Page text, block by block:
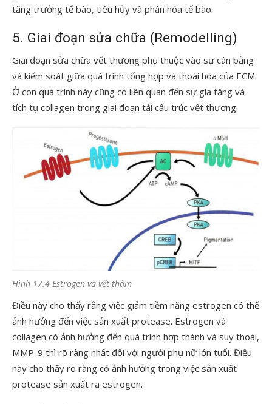
tăng trưởng tế bào, tiêu hủy và phân hóa tế bào.
5. Giai đoạn sửa chữa (Remodelling)
Giai đoạn sửa chữa vết thương phụ thuộc vào sự cân bằng
và kiểm soát giữa quá trình tổng hợp và thoái hóa của ECM.
Ở con quá trình này cũng có liên quan đến sự gia tăng và
tích tụ collagen trong giai đoạn tái cấu trúc vết thương.
Hình 17.4 Estrogen và vết thâm
Điều này cho thấy rằng việc giảm tiềm năng estrogen có thể
ảnh hưởng đến việc sản xuất protease. Estrogen và
collagen có ảnh hưởng đến quá trình hợp thành và suy thoái,
MMP-9 thì rõ ràng nhất đối với người phụ nữ lớn tuổi. Điều
này cho thấy rõ ràng có ảnh hưởng trong việc sản xuất
protease sản xuất ra estrogen.